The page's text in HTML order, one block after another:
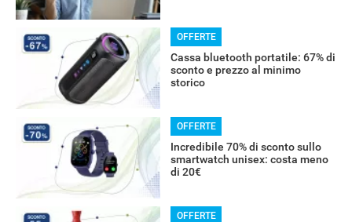
OFFERTE
Cassa bluetooth portatile: 67% di
sconto e prezzo al minimo
storico
OFFERTE
Incredibile 70% di sconto sullo
smartwatch unisex: costa meno
di 20€
OFFERTE